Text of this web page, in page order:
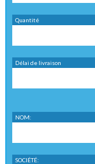
Quantité
Délai de livraison
NOM:
SOCIÉTÉ: